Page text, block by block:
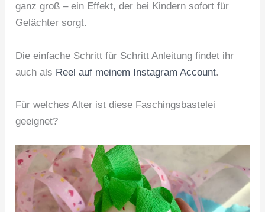
ganz groß – ein Effekt, der bei Kindern sofort für
Gelächter sorgt.
Die einfache Schritt für Schritt Anleitung findet ihr
auch als Reel auf meinem Instagram Account.
Für welches Alter ist diese Faschingsbastelei
geeignet?